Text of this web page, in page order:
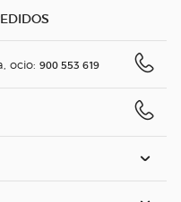
ocio: 900 553 619